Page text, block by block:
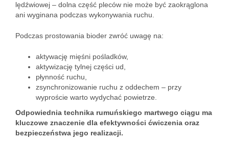
lędźwiowej – dolna część pleców nie może być zaokrąglona
ani wyginana podczas wykonywania ruchu.
Podczas prostowania bioder zwróć uwagę na:
aktywację mięśni pośladków,
aktywizację tylnej części ud,
płynność ruchu,
zsynchronizowanie ruchu z oddechem – przy
wyproście warto wydychać powietrze.
Odpowiednia technika rumuńskiego martwego ciągu ma
kluczowe znaczenie dla efektywności ćwiczenia oraz
bezpieczeństwa jego realizacji.